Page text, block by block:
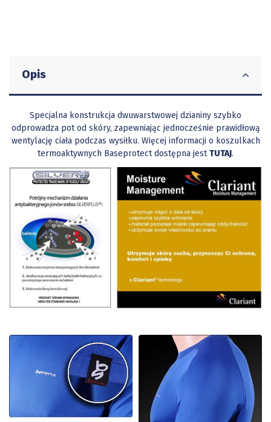
Opis
Specjalna konstrukcja dwuwarstwowej dzianiny szybko
odprowadza pot od skóry, zapewniając jednocześnie prawidłową
wentylację ciała podczas wysiłku. Więcej informacji o koszulkach
termoaktywnych Baseprotect dostępna jestTUTAJ.